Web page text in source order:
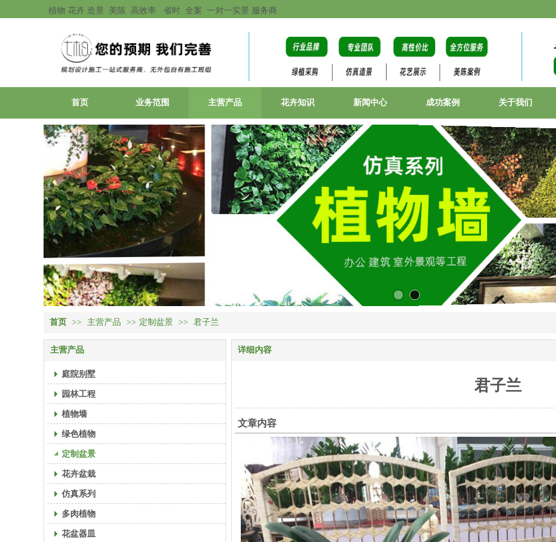
植物 花卉 造景 美陈 高效率 省时 全案 一对一实景 服务商
首页 业务范围 主营产品 花卉知识 新闻中心 成功案例 关于我们
首页 >> 主营产品 >> 定制盆景 >> 君子兰
主营产品
庭院别墅
园林工程
植物墙
绿色植物
定制盆景
花卉盆栽
仿真系列
多肉植物
花盆器皿
详细内容
君子兰
文章内容